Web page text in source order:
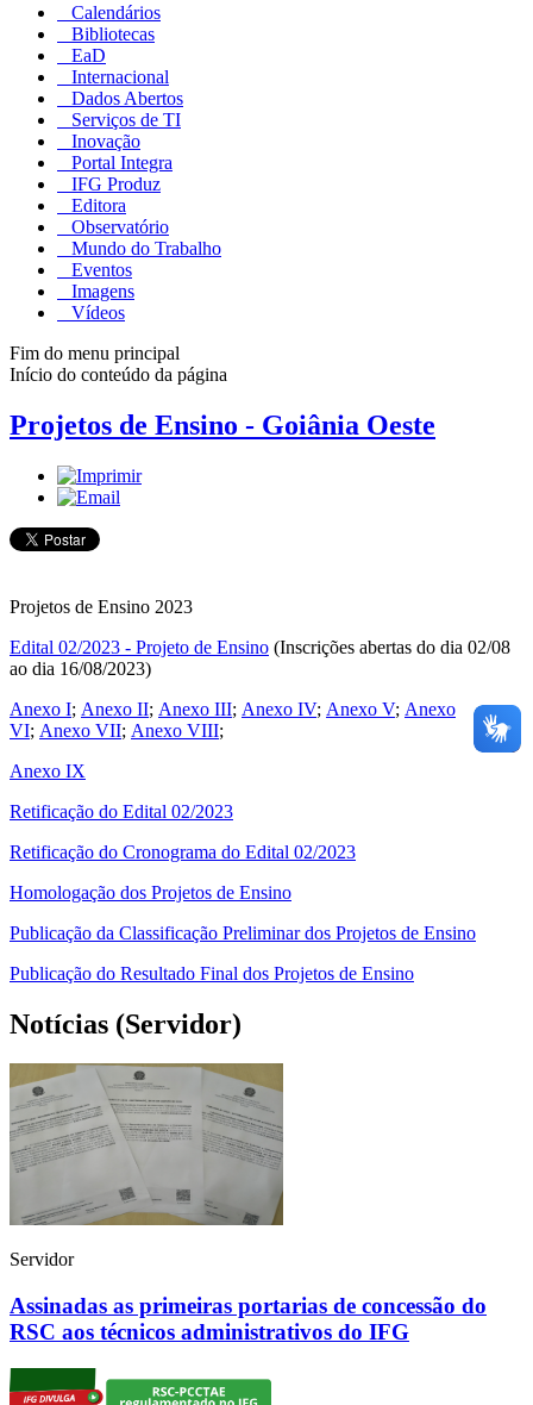
Calendários
Bibliotecas
EaD
Internacional
Dados Abertos
Serviços de TI
Inovação
Portal Integra
IFG Produz
Editora
Observatório
Mundo do Trabalho
Eventos
Imagens
Vídeos
Fim do menu principal
Início do conteúdo da página
Projetos de Ensino - Goiânia Oeste
Projetos de Ensino 2023
Edital 02/2023 - Projeto de Ensino (Inscrições abertas do dia 02/08
ao dia 16/08/2023)
Anexo I; Anexo II; Anexo III; Anexo IV; Anexo V; Anexo
VI; Anexo VII; Anexo VIII;
Anexo IX
Retificação do Edital 02/2023
Retificação do Cronograma do Edital 02/2023
Homologação dos Projetos de Ensino
Publicação da Classificação Preliminar dos Projetos de Ensino
Publicação do Resultado Final dos Projetos de Ensino
Notícias (Servidor)
Servidor
Assinadas as primeiras portarias de concessão do
RSC aos técnicos administrativos do IFG